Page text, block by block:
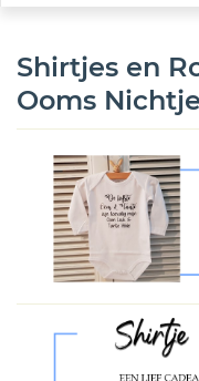
Shirtjes en
Ooms